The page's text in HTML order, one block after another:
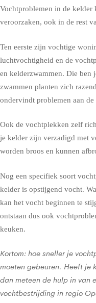
Vochtproblemen in de kelder
veroorzaken, ook in de rest
Ten eerste zijn vochtige
luchtvochtigheid en de
en kelderzwammen. Die ben
zwammen planten zich
ondervindt problemen aan
Ook de vochtplekken zelf
je kelder zijn verzadigd met
worden broos en kunnen
Nog een specifiek soort
kelder is opstijgend vocht.
kan het vocht beginnen te
ontstaan dus ook
keuken.
Kortom: hoe sneller je
moeten gebeuren. Heeft je
dan meteen de hulp in van
vochtbestrijding in regio